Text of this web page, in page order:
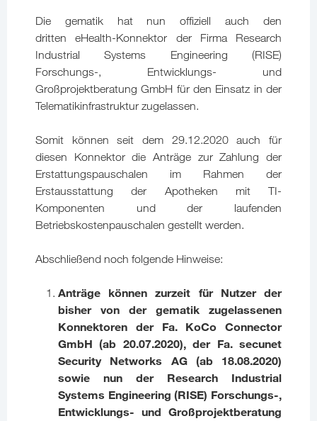
Die gematik hat nun offiziell auch den
dritten eHealth-Konnektor der Firma Research
Industrial Systems Engineering (RISE)
Forschungs-, Entwicklungs- und
Großprojektberatung GmbH für den Einsatz in der
Telematikinfrastruktur zugelassen.
Somit können seit dem 29.12.2020 auch für
diesen Konnektor die Anträge zur Zahlung der
Erstattungspauschalen im Rahmen der
Erstausstattung der Apotheken mit TI-
Komponenten und der laufenden
Betriebskostenpauschalen gestellt werden.
Abschließend noch folgende Hinweise:
Anträge können zurzeit für Nutzer der
bisher von der gematik zugelassenen
Konnektoren der Fa. KoCo Connector
GmbH (ab 20.07.2020), der Fa. secunet
Security Networks AG (ab 18.08.2020)
sowie nun der Research Industrial
Systems Engineering (RISE) Forschungs-,
Entwicklungs- und Großprojektberatung